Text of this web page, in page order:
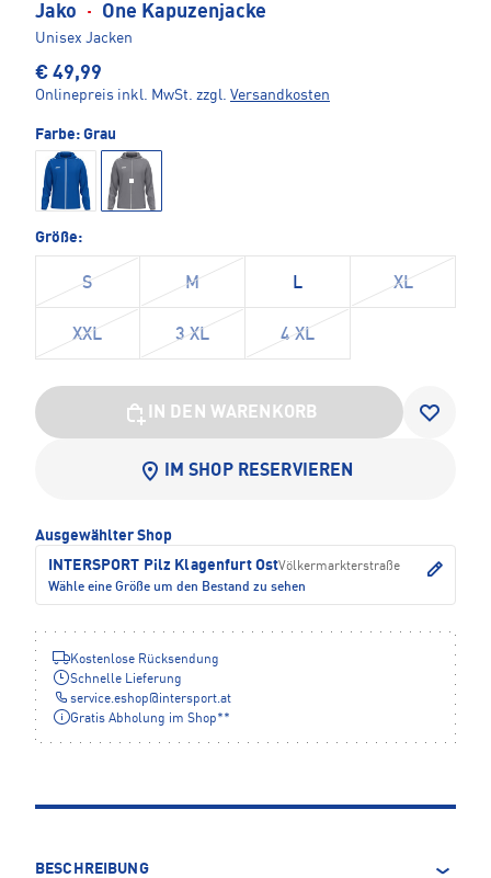
Jako · One Kapuzenjacke
Unisex Jacken
€ 49,99
Onlinepreis inkl. MwSt. zzgl. Versandkosten
Farbe: Grau
Größe:
S M L XL
XXL 3 XL 4 XL
IN DEN WARENKORB
IM SHOP RESERVIEREN
Ausgewählter Shop
INTERSPORT Pilz Klagenfurt OstVölkermarkterstraße
Wähle eine Größe um den Bestand zu sehen
Kostenlose Rücksendung
Schnelle Lieferung
service.eshop@intersport.at
Gratis Abholung im Shop**
BESCHREIBUNG